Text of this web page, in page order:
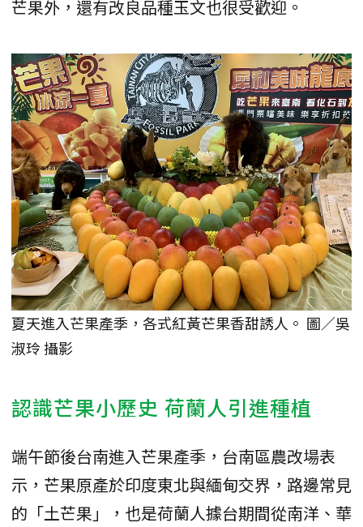
芒果外，還有改良品種玉文也很受歡迎。
夏天進入芒果產季，各式紅黃芒果香甜誘人。 圖／吳
淑玲 攝影
認識芒果小歷史 荷蘭人引進種植
端午節後台南進入芒果產季，台南區農改場表
示，芒果原產於印度東北與緬甸交界，路邊常見
的「土芒果」，也是荷蘭人據台期間從南洋、華